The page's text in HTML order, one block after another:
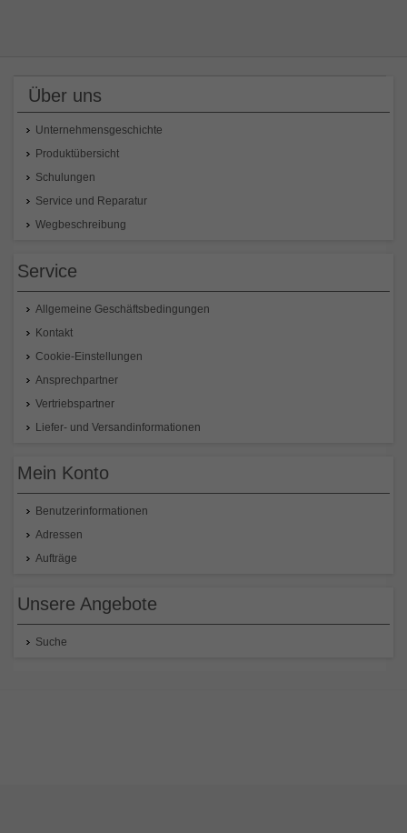
Über uns
Unternehmensgeschichte
Produktübersicht
Schulungen
Service und Reparatur
Wegbeschreibung
Service
Allgemeine Geschäftsbedingungen
Kontakt
Cookie-Einstellungen
Ansprechpartner
Vertriebspartner
Liefer- und Versandinformationen
Mein Konto
Benutzerinformationen
Adressen
Aufträge
Unsere Angebote
Suche